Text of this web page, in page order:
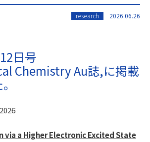
research 2026.06.26
日号
Chemistry Au誌,に掲載
。
via a Higher Electronic Excited State